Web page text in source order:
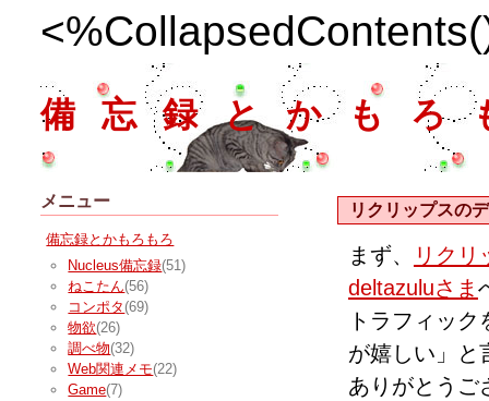
備忘録とかもろ
リクリップスの
まず、
リクリ
deltazuluさま
トラフィッ
が嬉しい」と
ありがとうご
メニュー
備忘録とかもろもろ
Nucleus備忘録(51)
ねこたん(56)
コンポタ (69)
物欲(26)
調べ物(32)
Web関連メモ(22)
Game(7)